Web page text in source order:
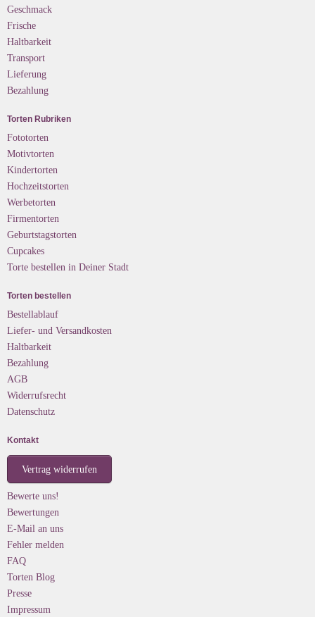
Geschmack
Frische
Haltbarkeit
Transport
Lieferung
Bezahlung
Torten Rubriken
Fototorten
Motivtorten
Kindertorten
Hochzeitstorten
Werbetorten
Firmentorten
Geburtstagstorten
Cupcakes
Torte bestellen in Deiner Stadt
Torten bestellen
Bestellablauf
Liefer- und Versandkosten
Haltbarkeit
Bezahlung
AGB
Widerrufsrecht
Datenschutz
Kontakt
Vertrag widerrufen
Bewerte uns!
Bewertungen
E-Mail an uns
Fehler melden
FAQ
Torten Blog
Presse
Impressum